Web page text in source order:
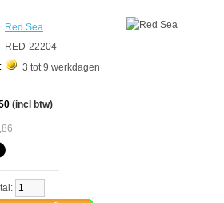
Red Sea
RED-22204
3 tot 9 werkdagen
(incl btw)